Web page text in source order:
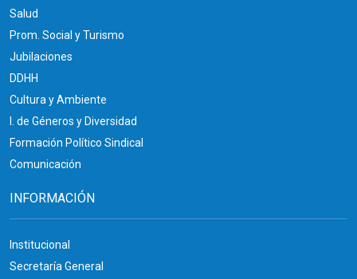
Salud
Prom. Social y Turismo
Jubilaciones
DDHH
Cultura y Ambiente
I. de Géneros y Diversidad
Formación Político Sindical
Comunicación
INFORMACIÓN
Institucional
Secretaría General